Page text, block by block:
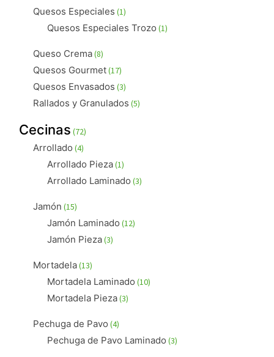
productos
Quesos Especiales 11
producto
Quesos Especiales Trozo 11
Queso Crema 88
productos
Quesos Gourmet 1717
productos
Quesos Envasados 33
productos
Rallados y Granulados 55
Cecinas 7272
productos
Arrollado 44
productos
Arrollado Pieza 11
producto
Arrollado Laminado 33
Jamón 1515
productos
Jamón Laminado 1212
Jamón Pieza 33
Mortadela 1313
productos
Mortadela Laminado 1010
Mortadela Pieza 33
Pechuga de Pavo 44
productos
Pechuga de Pavo Laminado 33